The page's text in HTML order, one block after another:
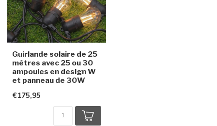
Guirlande solaire de 25
mètres avec 25 ou 30
ampoules en design W
et panneau de 30W
€175,95